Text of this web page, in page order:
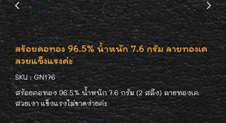
สร้อยคอทอง 96.5% น้ำหนัก 7.6 กรัม ลายทองเค
สวยแข็งแรงค่ะ
SKU : GN176
สร้อยคอทอง 96.5% น้ำหนัก 7.6 กรัม (2 สลึง) ลายทองเค
สวยเงา แข็งแรงไม่ขาดง่ายค่ะ